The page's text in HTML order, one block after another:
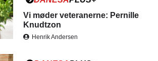
Vi møder veteranerne: Pernille
Knudtzon
Henrik Andersen